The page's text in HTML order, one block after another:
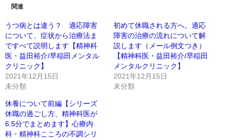
関連
うつ病とは違う？ 適応障害
について、症状から治療法ま
ですべて説明します【精神科
医・益田裕介/早稲田メンタル
クリニック】
2021年12月15日
未分類
初めて休職される方へ。適応
障害の治療の流れについて解
説します（メール例文つき）
【精神科医・益田裕介/早稲田
メンタルクリニック】
2021年12月15日
未分類
休養について前編【シリーズ
休職の過ごし方、精神科医が
6.5分でまとめます】心療内
科・精神科こころの不調シリ